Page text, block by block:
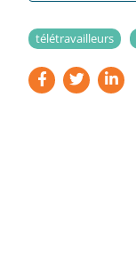
télétravailleurs